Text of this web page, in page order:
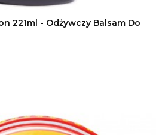
221ml - Odżywczy Balsam Do